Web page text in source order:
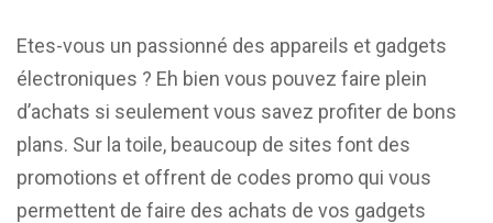
Etes-vous un passionné des appareils et gadgets
électroniques ? Eh bien vous pouvez faire plein
d’achats si seulement vous savez profiter de bons
plans. Sur la toile, beaucoup de sites font des
promotions et offrent de codes promo qui vous
permettent de faire des achats de vos gadgets